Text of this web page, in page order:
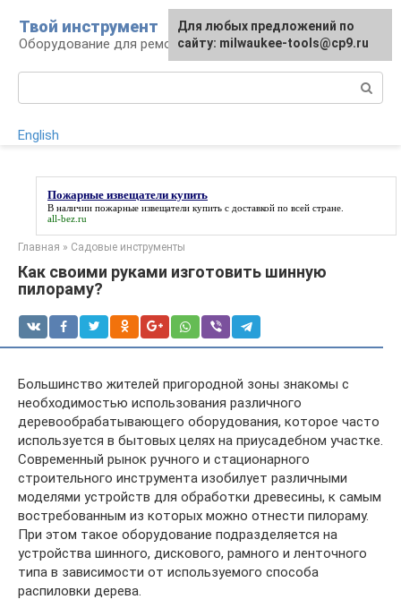
контенту
Твой инструмент
Оборудование для ремонтных работ
English
Пожарные извещатели купить
В наличии пожарные извещатели купить с доставкой по всей стране.
all-bez.ru
Главная » Садовые инструменты
Как своими руками изготовить шинную
пилораму?
Большинство жителей пригородной зоны знакомы с
необходимостью использования различного
деревообрабатывающего оборудования, которое часто
используется в бытовых целях на приусадебном участке.
Современный рынок ручного и стационарного
строительного инструмента изобилует различными
моделями устройств для обработки древесины, к самым
востребованным из которых можно отнести пилораму.
При этом такое оборудование подразделяется на
устройства шинного, дискового, рамного и ленточного
типа в зависимости от используемого способа
распиловки дерева.
Для любых предложений по
сайту: milwaukee-tools@cp9.ru